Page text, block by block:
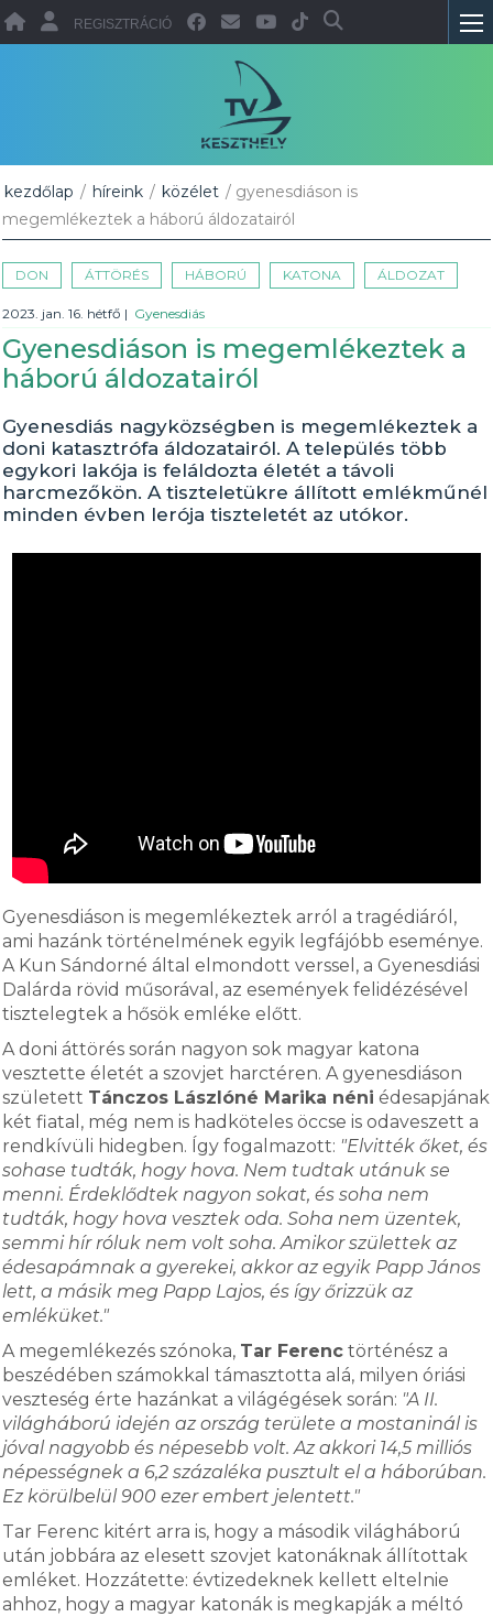
REGISZTRÁCIÓ
kezdőlap / híreink / közélet / gyenesdiáson is
megemlékeztek a háború áldozatairól
DON ÁTTÖRÉS HÁBORÚ KATONA ÁLDOZAT
2023. jan. 16. hétfő | Gyenesdiás
Gyenesdiáson is megemlékeztek a
háború áldozatairól
Gyenesdiás nagyközségben is megemlékeztek a
doni katasztrófa áldozatairól. A település több
egykori lakója is feláldozta életét a távoli
harcmezőkön. A tiszteletükre állított emlékműnél
minden évben lerója tiszteletét az utókor.
Gyenesdiáson is megemlékeztek arról a tragédiáról,
ami hazánk történelmének egyik legfájóbb eseménye.
A Kun Sándorné által elmondott verssel, a Gyenesdiási
Dalárda rövid műsorával, az események felidézésével
tisztelegtek a hősök emléke előtt.
A doni áttörés során nagyon sok magyar katona
vesztette életét a szovjet harctéren. A gyenesdiáson
született Tánczos Lászlóné Marika néni édesapjának
két fiatal, még nem is hadköteles öccse is odaveszett a
rendkívüli hidegben. Így fogalmazott: "Elvitték őket, és
sohase tudták, hogy hova. Nem tudtak utánuk se
menni. Érdeklődtek nagyon sokat, és soha nem
tudták, hogy hova vesztek oda. Soha nem üzentek,
semmi hír róluk nem volt soha. Amikor születtek az
édesapámnak a gyerekei, akkor az egyik Papp János
lett, a másik meg Papp Lajos, és így őrizzük az
emléküket."
A megemlékezés szónoka, Tar Ferenc történész a
beszédében számokkal támasztotta alá, milyen óriási
veszteség érte hazánkat a világégések során: "A II.
világháború idején az ország területe a mostaninál is
jóval nagyobb és népesebb volt. Az akkori 14,5 milliós
népességnek a 6,2 százaléka pusztult el a háborúban.
Ez körülbelül 900 ezer embert jelentett."
Tar Ferenc kitért arra is, hogy a második világháború
után jobbára az elesett szovjet katonáknak állítottak
emléket. Hozzátette: évtizedeknek kellett eltelnie
ahhoz, hogy a magyar katonák is megkapják a méltó